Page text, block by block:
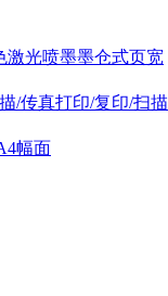
激光喷墨墨仓式页宽
/传真打印/复印/扫描
幅面